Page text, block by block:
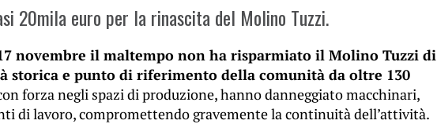
20mila euro per la rinascita del Molino Tuzzi.
novembre il maltempo non ha risparmiato il Molino Tuzzi di
storica e punto di riferimento della comunità da oltre 130
forza negli spazi di produzione, hanno danneggiato macchinari,
di lavoro, compromettendo gravemente la continuità dell’attività.